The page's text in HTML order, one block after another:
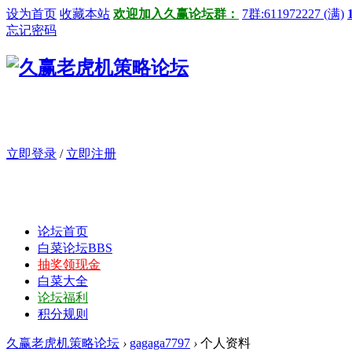
设为首页 收藏本站 欢迎加入久赢论坛群： 7群:611972227 (满)
忘记密码
立即登录 / 立即注册
论坛首页
白菜论坛BBS
抽奖领现金
白菜大全
论坛福利
积分规则
久赢老虎机策略论坛 › gagaga7797 › 个人资料